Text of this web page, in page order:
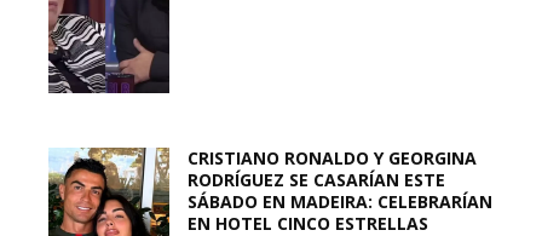
CRISTIANO RONALDO Y GEORGINA
RODRÍGUEZ SE CASARÍAN ESTE
SÁBADO EN MADEIRA: CELEBRARÍAN
EN HOTEL CINCO ESTRELLAS